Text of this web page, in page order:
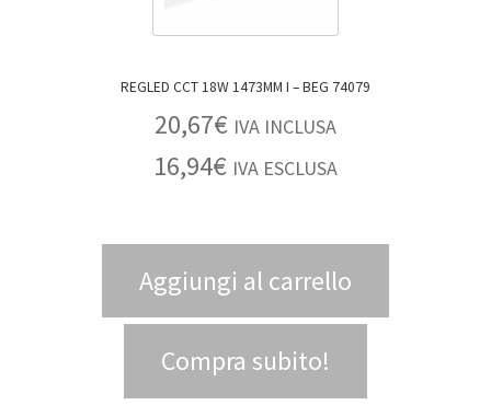
REGLED CCT 18W 1473MM I – BEG 74079
20,67€ IVA INCLUSA
16,94€ IVA ESCLUSA
Aggiungi al carrello
Compra subito!